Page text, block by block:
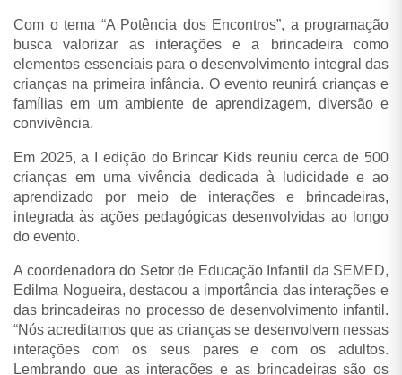
Com o tema “A Potência dos Encontros”, a programação
busca valorizar as interações e a brincadeira como
elementos essenciais para o desenvolvimento integral das
crianças na primeira infância. O evento reunirá crianças e
famílias em um ambiente de aprendizagem, diversão e
convivência.
Em 2025, a I edição do Brincar Kids reuniu cerca de 500
crianças em uma vivência dedicada à ludicidade e ao
aprendizado por meio de interações e brincadeiras,
integrada às ações pedagógicas desenvolvidas ao longo
do evento.
A coordenadora do Setor de Educação Infantil da SEMED,
Edilma Nogueira, destacou a importância das interações e
das brincadeiras no processo de desenvolvimento infantil.
“Nós acreditamos que as crianças se desenvolvem nessas
interações com os seus pares e com os adultos.
Lembrando que as interações e as brincadeiras são os